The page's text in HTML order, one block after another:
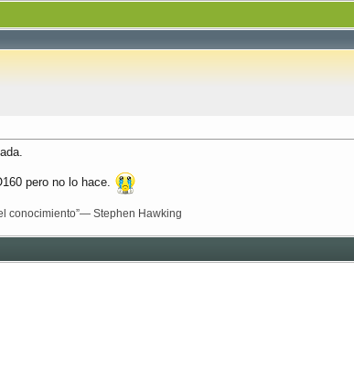
pero no lo hace.
conocimiento”— Stephen Hawking